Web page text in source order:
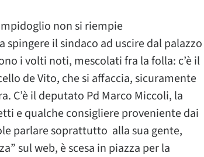
non si riempie
il sindaco ad uscire dal palazzo
i volti noti, mescolati fra la folla: c’è il
de Vito, che si affaccia, sicuramente
C’è il deputato Pd Marco Miccoli, la
e qualche consigliere proveniente dai
parlare soprattutto alla sua gente,
sul web, è scesa in piazza per la